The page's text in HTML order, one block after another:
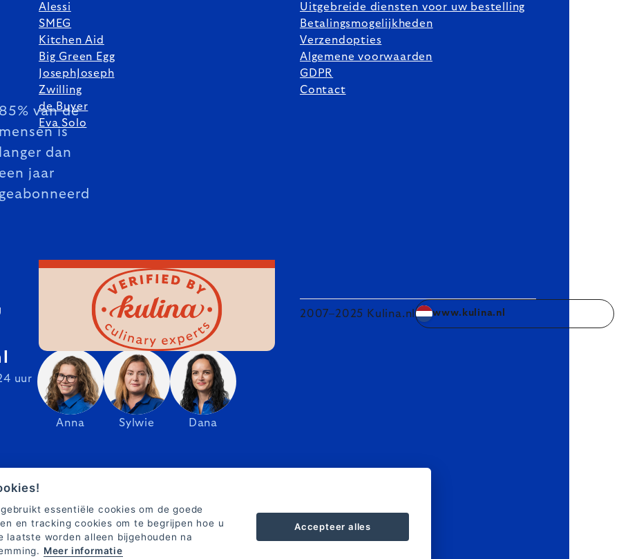
85% van de
mensen is
langer dan
een jaar
geabonneerd
Alessi
SMEG
Kitchen Aid
Big Green Egg
JosephJoseph
Zwilling
de Buyer
Eva Solo
Uitgebreide diensten voor uw bestelling
Betalingsmogelijkheden
Verzendopties
Algemene voorwaarden
GDPR
Contact
Anna Sylwie Dana
uur
2007–2025 Kulina.nl www.kulina.nl
essentiële cookies om de goede
en tracking cookies om te begrijpen hoe u
laatste worden alleen bijgehouden na
Meer informatie
Accepteer alles